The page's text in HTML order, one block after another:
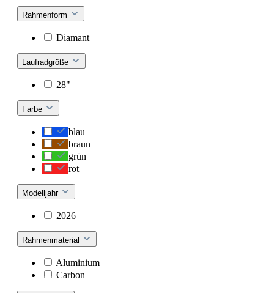
Rahmenform
Diamant
Laufradgröße
28"
Farbe
blau
braun
grün
rot
Modelljahr
2026
Rahmenmaterial
Aluminium
Carbon